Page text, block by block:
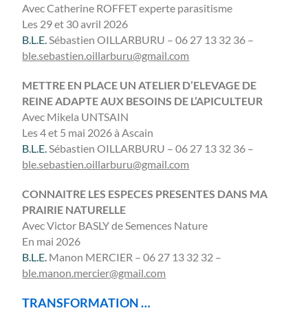
Avec Catherine ROFFET experte parasitisme
Les 29 et 30 avril 2026
B.L.E.Sébastien OILLARBURU – 06 27 13 32 36 –
ble.sebastien.oillarburu@gmail.com
METTRE EN PLACE UN ATELIER D’ELEVAGE DE
REINE ADAPTE AUX BESOINS DE L’APICULTEUR
Avec Mikela UNTSAIN
Les 4 et 5 mai 2026 à Ascain
B.L.E.Sébastien OILLARBURU – 06 27 13 32 36 –
ble.sebastien.oillarburu@gmail.com
CONNAITRE LES ESPECES PRESENTES DANS MA
PRAIRIE NATURELLE
Avec Victor BASLY de Semences Nature
En mai 2026
B.L.E. Manon MERCIER – 06 27 13 32 32 –
ble.manon.mercier@gmail.com
TRANSFORMATION …